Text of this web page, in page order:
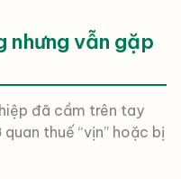
nhưng vẫn gặp
đã cầm trên tay
thuế “vịn” hoặc bị